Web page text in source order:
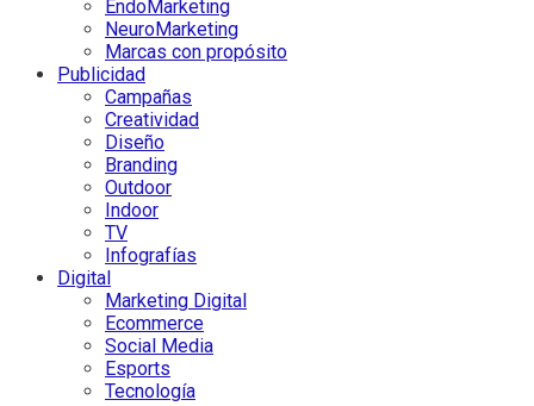
EndoMarketing
NeuroMarketing
Marcas con propósito
Publicidad
Campañas
Creatividad
Diseño
Branding
Outdoor
Indoor
TV
Infografías
Digital
Marketing Digital
Ecommerce
Social Media
Esports
Tecnología